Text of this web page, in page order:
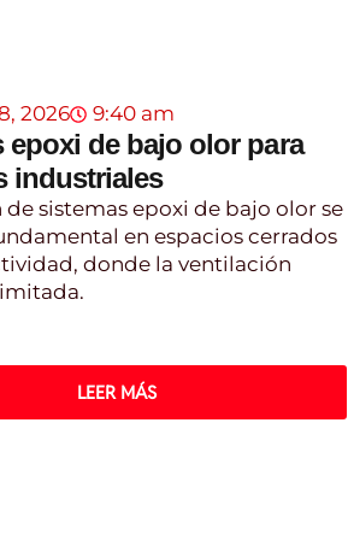
2026 9:40 am
epoxi de bajo olor para
industriales
de sistemas epoxi de bajo olor se
en espacios cerrados
donde la ventilación
LEER MÁS